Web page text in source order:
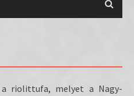
riolittufa, melyet a Nagy-